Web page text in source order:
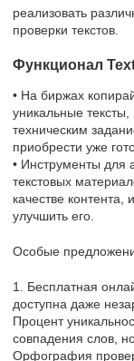
реализовать
проверки текстов.
Функционал
• На биржах
уникальные
техническим
приобрести уже
• Инструменты для
текстовых
качестве
улучшить его.
Особые
1. Бесплатная
доступна даже
Процент
совпадения слов,
Орфография